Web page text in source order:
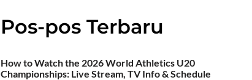
Pos-pos Terbaru
How to Watch the 2026 World Athletics U20
Championships: Live Stream, TV Info & Schedule